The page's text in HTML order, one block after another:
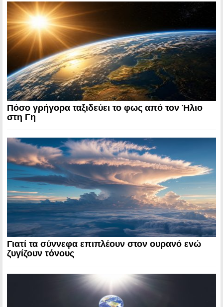
Πόσο γρήγορα ταξιδεύει το φως από τον Ήλιο
στη Γη
Γιατί τα σύννεφα επιπλέουν στον ουρανό ενώ
ζυγίζουν τόνους